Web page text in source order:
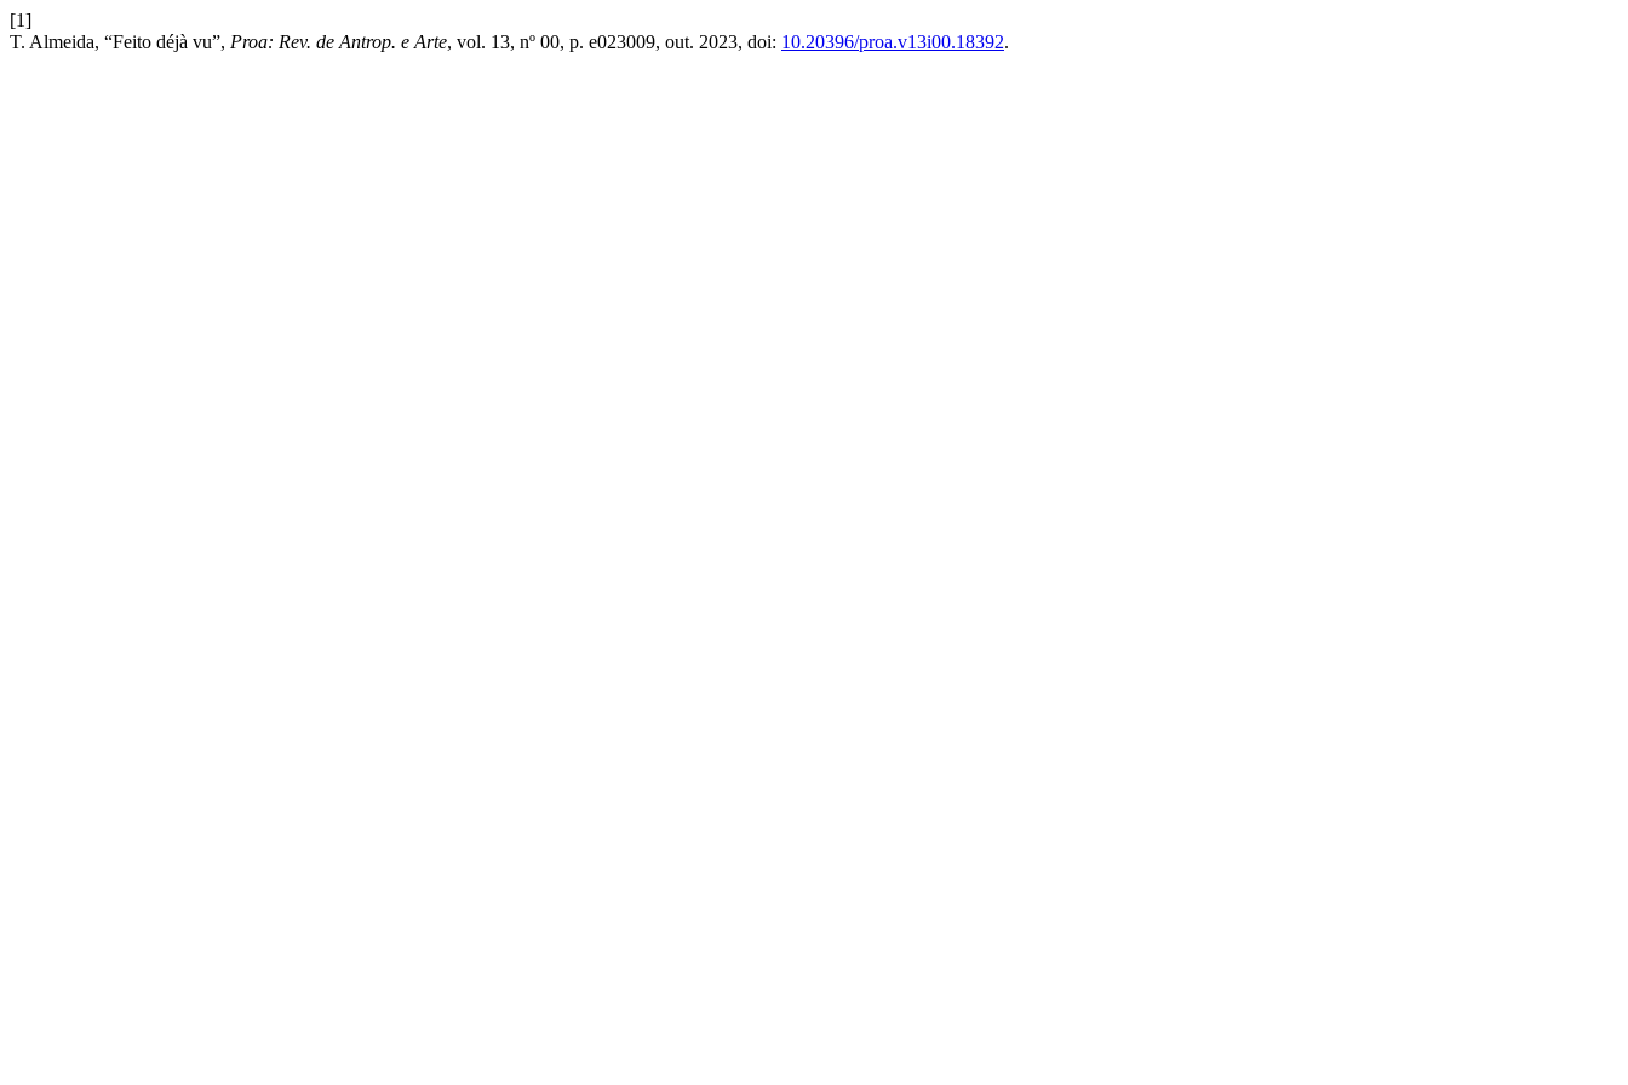
[1]
T. Almeida, “Feito déjà vu”, Proa: Rev. de Antrop. e Arte, vol. 13, nº 00, p. e023009, out. 2023, doi: 10.20396/proa.v13i00.18392.